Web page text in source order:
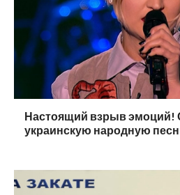
Настоящий взрыв эмоций!
украинскую народную